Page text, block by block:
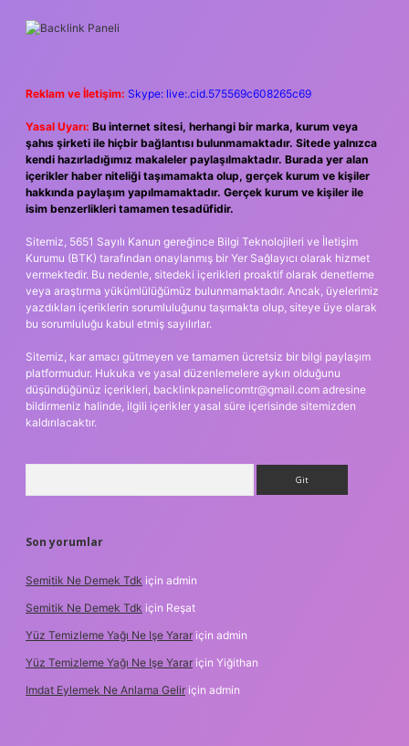
Reklam ve İletişim: Skype: live:.cid.575569c608265c69
Yasal Uyarı: Bu internet sitesi, herhangi bir marka, kurum veya
şahıs şirketi ile hiçbir bağlantısı bulunmamaktadır. Sitede yalnızca
kendi hazırladığımız makaleler paylaşılmaktadır. Burada yer alan
içerikler haber niteliği taşımamakta olup, gerçek kurum ve kişiler
hakkında paylaşım yapılmamaktadır. Gerçek kurum ve kişiler ile
isim benzerlikleri tamamen tesadüfidir.
Sitemiz, 5651 Sayılı Kanun gereğince Bilgi Teknolojileri ve İletişim
Kurumu (BTK) tarafından onaylanmış bir Yer Sağlayıcı olarak hizmet
vermektedir. Bu nedenle, sitedeki içerikleri proaktif olarak denetleme
veya araştırma yükümlülüğümüz bulunmamaktadır. Ancak, üyelerimiz
yazdıkları içeriklerin sorumluluğunu taşımakta olup, siteye üye olarak
bu sorumluluğu kabul etmiş sayılırlar.
Sitemiz, kar amacı gütmeyen ve tamamen ücretsiz bir bilgi paylaşım
platformudur. Hukuka ve yasal düzenlemelere aykırı olduğunu
düşündüğünüz içerikleri, backlinkpanelicomtr@gmail.com adresine
bildirmeniz halinde, ilgili içerikler yasal süre içerisinde sitemizden
kaldırılacaktır.
Son yorumlar
Semitik Ne Demek Tdk için admin
Semitik Ne Demek Tdk için Reşat
Yüz Temizleme Yağı Ne Işe Yarar için admin
Yüz Temizleme Yağı Ne Işe Yarar için Yiğithan
Imdat Eylemek Ne Anlama Gelir için admin